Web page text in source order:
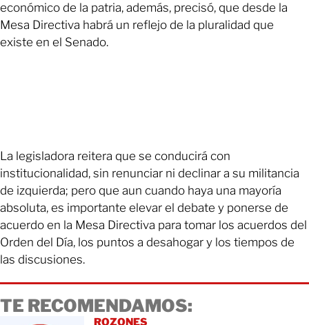
económico de la patria, además, precisó, que desde la
Mesa Directiva habrá un reflejo de la pluralidad que
existe en el Senado.
La legisladora reitera que se conducirá con
institucionalidad, sin renunciar ni declinar a su militancia
de izquierda; pero que aun cuando haya una mayoría
absoluta, es importante elevar el debate y ponerse de
acuerdo en la Mesa Directiva para tomar los acuerdos del
Orden del Día, los puntos a desahogar y los tiempos de
las discusiones.
TE RECOMENDAMOS:
ROZONES